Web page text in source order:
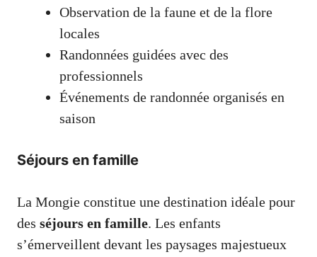
Observation de la faune et de la flore
locales
Randonnées guidées avec des
professionnels
Événements de randonnée organisés en
saison
Séjours en famille
La Mongie constitue une destination idéale pour
des séjours en famille. Les enfants
s’émerveillent devant les paysages majestueux